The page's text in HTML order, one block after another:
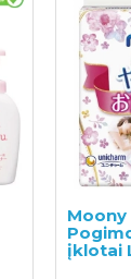
Moony
įklotai